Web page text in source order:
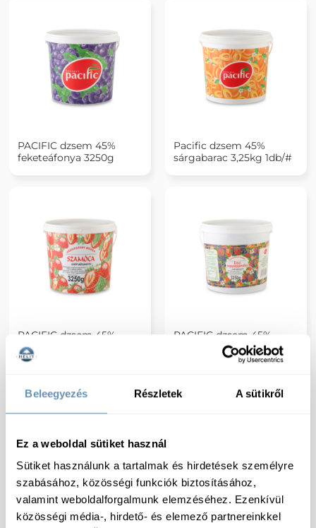
Beleegyezés Részletek A sütikről
Ez a weboldal sütiket használ
Sütiket használunk a tartalmak és hirdetések személyre
szabásához, közösségi funkciók biztosításához,
valamint weboldalforgalmunk elemzéséhez. Ezenkívül
közösségi média-, hirdető- és elemező partnereinkkel
PACIFIC dzsem 45%
feketeáfonya 3250g
Pacific dzsem 45%
sárgabarac 3,25kg 1db/#
PACIFIC dzsem 45%
eper/szamóca dzsem
3250g
PACIFIC dzsem 45%
erdei vegyesgyümölcs
dzsem 3250g